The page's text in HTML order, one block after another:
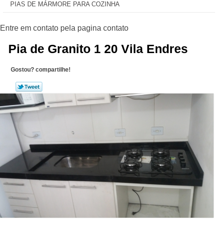
PIAS DE MÁRMORE PARA COZINHA
Pia de Granito 1 20 Vila Endres
Gostou? compartilhe!